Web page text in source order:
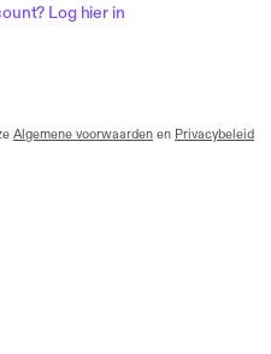
Log hier in
Algemene voorwaarden en Privacybeleid